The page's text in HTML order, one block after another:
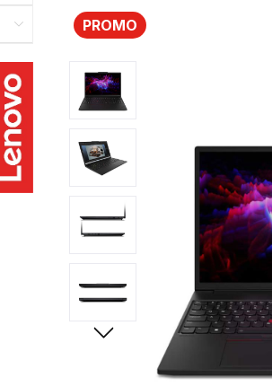
PROMO
Bildergalerie überspringen